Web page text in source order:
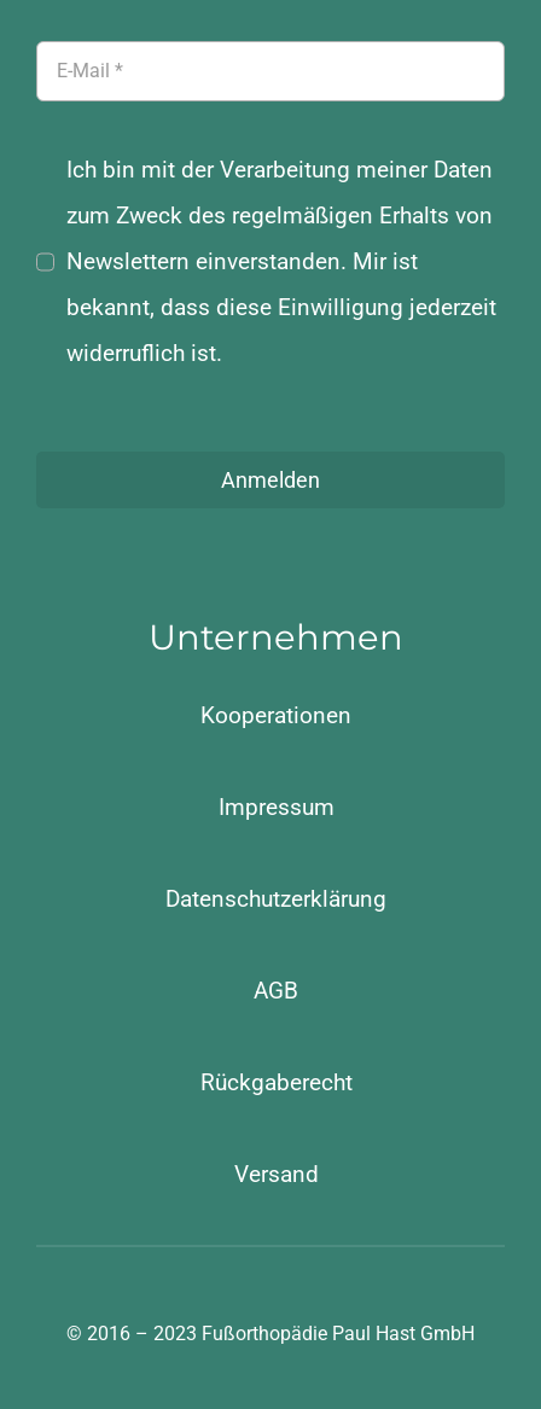
Ich bin mit der Verarbeitung meiner Daten
zum Zweck des regelmäßigen Erhalts von
Newslettern einverstanden. Mir ist
bekannt, dass diese Einwilligung jederzeit
widerruflich ist.
Anmelden
Unternehmen
Kooperationen
Impressum
Datenschutzerklärung
AGB
Rückgaberecht
Versand
© 2016 – 2023 Fußorthopädie Paul Hast GmbH